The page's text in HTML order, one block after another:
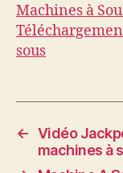
Machines à
sous
← Vidéo
machines à